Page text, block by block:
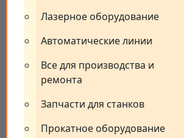
Лазерное оборудование
Автоматические линии
Все для производства и
ремонта
Запчасти для станков
Прокатное оборудование